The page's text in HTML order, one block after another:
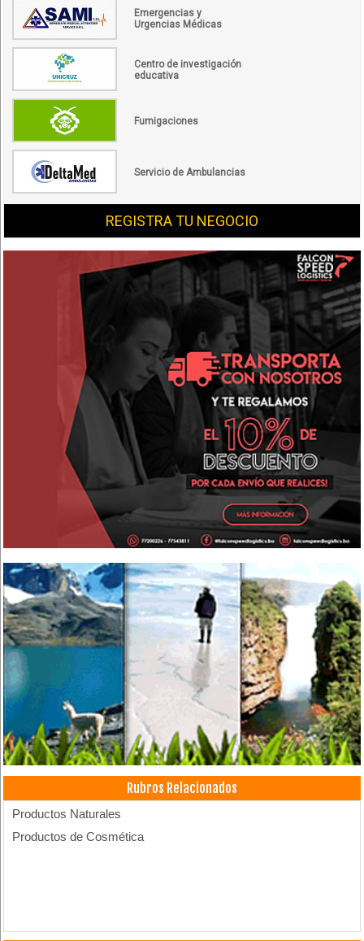
Emergencias y
Urgencias Médicas
Centro de investigación
educativa
Fumigaciones
Servicio de Ambulancias
REGISTRA TU NEGOCIO
Rubros Relacionados
Productos Naturales
Productos de Cosmética